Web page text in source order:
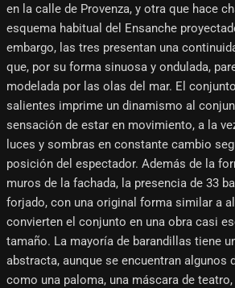
en la calle de Provenza, y otra que hace
esquema habitual del Ensanche
embargo, las tres presentan una
que, por su forma sinuosa y ondulada,
modelada por las olas del mar. El
salientes imprime un dinamismo al
sensación de estar en movimiento, a la
luces y sombras en constante cambio
posición del espectador. Además de la
muros de la fachada, la presencia de 33
forjado, con una original forma similar a
convierten el conjunto en una obra casi
tamaño. La mayoría de barandillas tiene
abstracta, aunque se encuentran algunos
como una paloma, una máscara de